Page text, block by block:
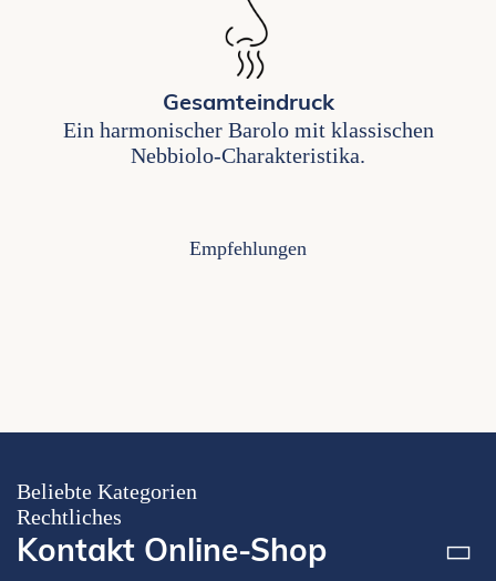
Gesamteindruck
Ein harmonischer Barolo mit klassischen
Nebbiolo-Charakteristika.
Empfehlungen
Beliebte Kategorien
Rechtliches
Kontakt Online-Shop